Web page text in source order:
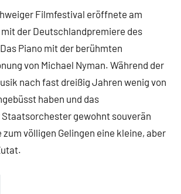
Filmfestival eröffnete am
der Deutschlandpremiere des
Piano mit der berühmten
von Michael Nyman. Während der
nach fast dreißig Jahren wenig von
haben und das
gewohnt souverän
völligen Gelingen eine kleine, aber